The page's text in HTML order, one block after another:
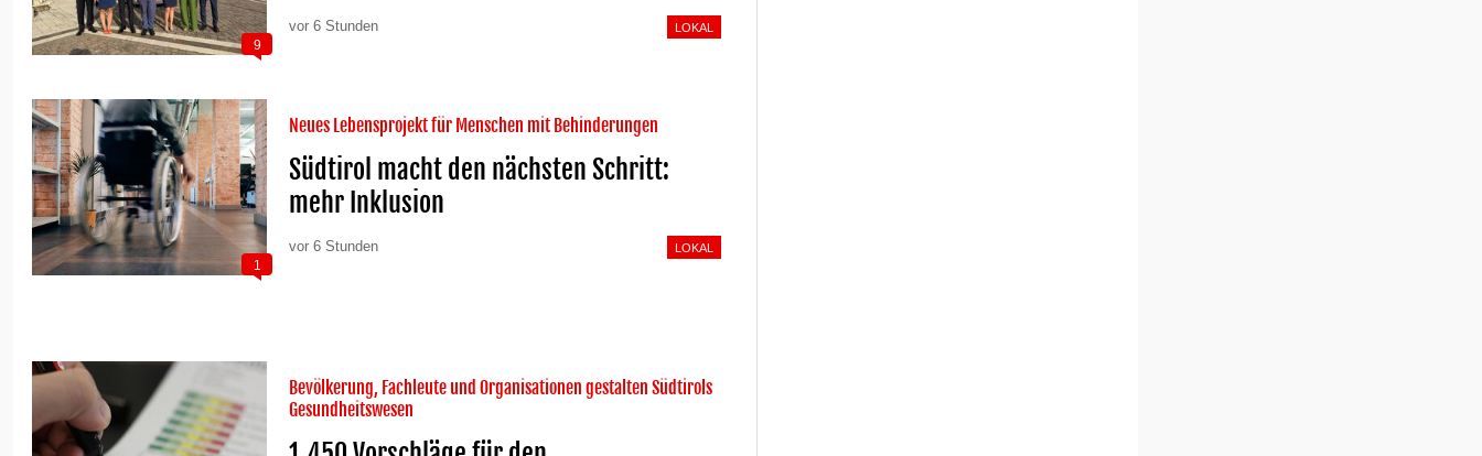
vor 6 Stunden LOKAL
9
Neues Lebensprojekt für Menschen mit Behinderungen
Südtirol macht den nächsten Schritt:
mehr Inklusion
vor 6 Stunden LOKAL
1
Bevölkerung, Fachleute und Organisationen gestalten Südtirols
Gesundheitswesen